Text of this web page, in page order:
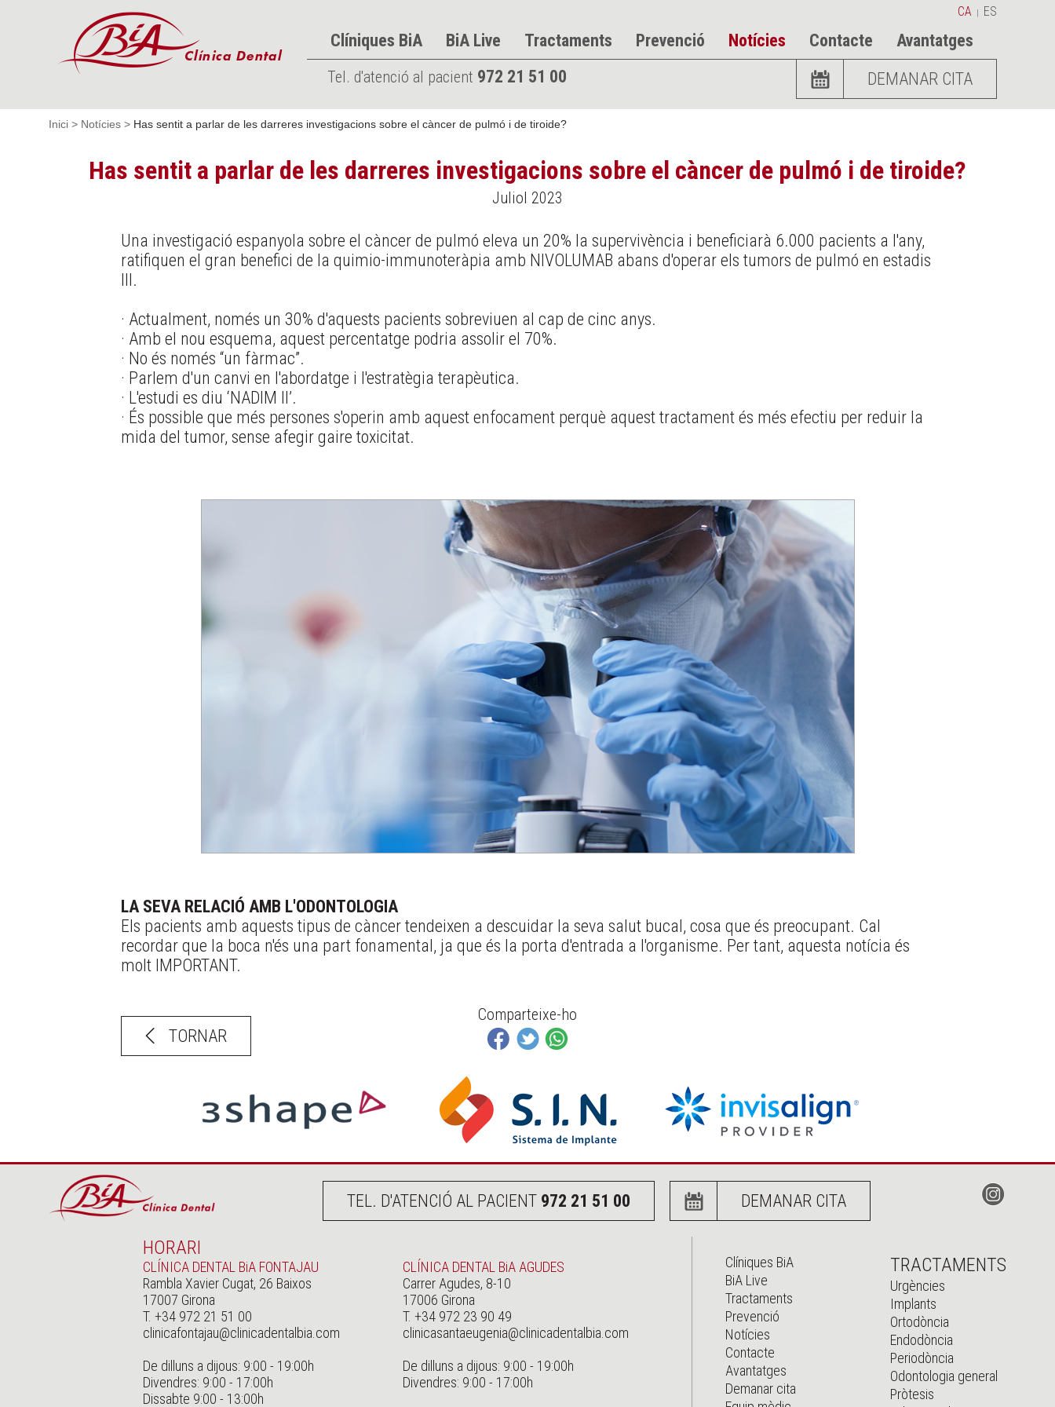
CA | ES
Clíniques BiA BiA Live Tractaments Prevenció Notícies Contacte Avantatges
Tel. d'atenció al pacient 972 21 51 00 DEMANAR CITA
Inici > Notícies > Has sentit a parlar de les darreres investigacions sobre el càncer de pulmó i de tiroide?
Has sentit a parlar de les darreres investigacions sobre el càncer de pulmó i de tiroide?
Juliol 2023
Una investigació espanyola sobre el càncer de pulmó eleva un 20% la supervivència i beneficiarà 6.000 pacients a l'any,
ratifiquen el gran benefici de la quimio-immunoteràpia amb NIVOLUMAB abans d'operar els tumors de pulmó en estadis
III.
· Actualment, només un 30% d'aquests pacients sobreviuen al cap de cinc anys.
· Amb el nou esquema, aquest percentatge podria assolir el 70%.
· No és només “un fàrmac”.
· Parlem d'un canvi en l'abordatge i l'estratègia terapèutica.
· L'estudi es diu ‘NADIM II’.
· És possible que més persones s'operin amb aquest enfocament perquè aquest tractament és més efectiu per reduir la
mida del tumor, sense afegir gaire toxicitat.
LA SEVA RELACIÓ AMB L'ODONTOLOGIA
Els pacients amb aquests tipus de càncer tendeixen a descuidar la seva salut bucal, cosa que és preocupant. Cal
recordar que la boca n'és una part fonamental, ja que és la porta d'entrada a l'organisme. Per tant, aquesta notícia és
molt IMPORTANT.
TORNAR
Comparteixe-ho
TEL. D'ATENCIÓ AL PACIENT 972 21 51 00 DEMANAR CITA
HORARI
CLÍNICA DENTAL BiA FONTAJAU
Rambla Xavier Cugat, 26 Baixos
17007 Girona
T. +34 972 21 51 00
clinicafontajau@clinicadentalbia.com
De dilluns a dijous: 9:00 - 19:00h
Divendres: 9:00 - 17:00h
Dissabte 9:00 - 13:00h
CLÍNICA DENTAL BiA AGUDES
Carrer Agudes, 8-10
17006 Girona
T. +34 972 23 90 49
clinicasantaeugenia@clinicadentalbia.com
De dilluns a dijous: 9:00 - 19:00h
Divendres: 9:00 - 17:00h
Clíniques BiA
BiA Live
Tractaments
Prevenció
Notícies
Contacte
Avantatges
Demanar cita
TRACTAMENTS
Urgències
Implants
Ortodòncia
Endodòncia
Periodòncia
Odontologia general
Pròtesis